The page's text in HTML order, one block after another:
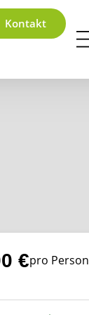
Kontakt
€pro Person